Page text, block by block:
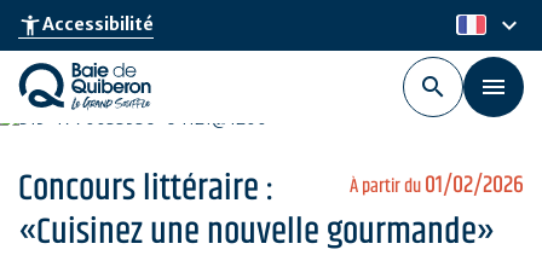
Aller
au
contenu
principal
accessibility_newAccessibilité fr
keyboard_arrow_down
À partir du01/02/2026
Concours littéraire :
«Cuisinez une nouvelle gourmande»